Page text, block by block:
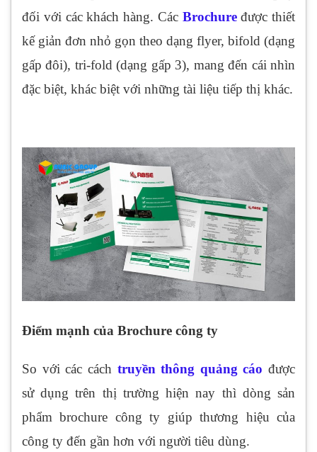
đối với các khách hàng. Các Brochuređược thiết
kế giản đơn nhỏ gọn theo dạng flyer, bifold (dạng
gấp đôi), tri-fold (dạng gấp 3), mang đến cái nhìn
đặc biệt, khác biệt với những tài liệu tiếp thị khác.
Điểm mạnh của Brochure công ty
So với các cách truyền thông quảng cáo được
sử dụng trên thị trường hiện nay thì dòng sản
phẩm brochure công ty giúp thương hiệu của
công ty đến gần hơn với người tiêu dùng.